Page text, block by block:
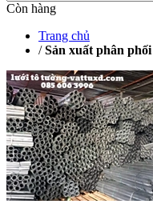
Còn hàng
Trang chủ
/ Sản xuất phân